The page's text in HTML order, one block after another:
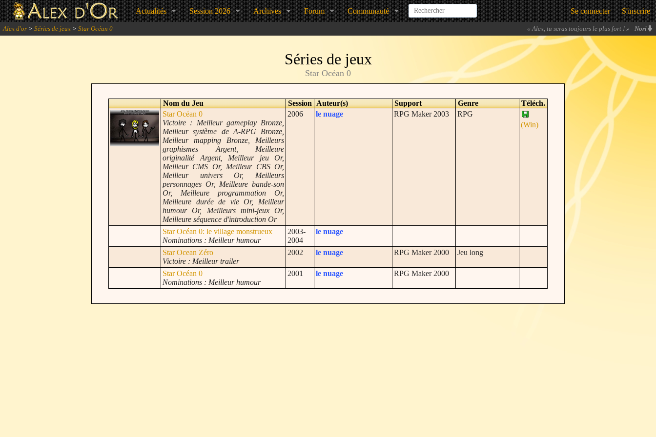
Actualités Session 2026 Archives Forum Communauté Se connecter S'inscrire
Alex d'or > Séries de jeux > Star Océan 0 «Alex, tu seras toujours le plus fort ! » - Nori
Séries de jeux
Star Océan 0
Nom du Jeu Session Auteur(s) Support Genre
Téléch.
Star Océan 0
Victoire : Meilleur gameplay Bronze,
Meilleur système de A-RPG Bronze,
Meilleur mapping Bronze, Meilleurs
graphismes Argent, Meilleure
originalité Argent, Meilleur jeu Or,
Meilleur CMS Or, Meilleur CBS Or,
Meilleur univers Or, Meilleurs
personnages Or, Meilleure bande-son
Or, Meilleure programmation Or,
Meilleure durée de vie Or, Meilleur
humour Or, Meilleurs mini-jeux Or,
Meilleure séquence d'introduction Or
2006 le nuage RPG Maker 2003
RPG
(Win)
Star Océan 0: le village monstrueux
Nominations : Meilleur humour
2003-
2004
le nuage
Star Ocean Zéro
Victoire : Meilleur trailer
2002 le nuage RPG Maker 2000 Jeu long
Star Océan 0
Nominations : Meilleur humour
2001 le nuage RPG Maker 2000